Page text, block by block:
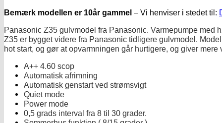
Bemærk modellen er 10år gammel – Vi henviser i stedet til:
Panasonic Z35 gulvmodel fra Panasonic. Varmepumpe
Z35 er bygget videre fra Panasonic tidligere gulvmodel.
hot start, og gør at opvarmningen går hurtigere, og giver mere
A++ 4.60 scop
Automatisk afrimning
Automatisk genstart ved strømsvigt
Quiet mode
Power mode
0,5 grads interval fra 8 til 30 grader.